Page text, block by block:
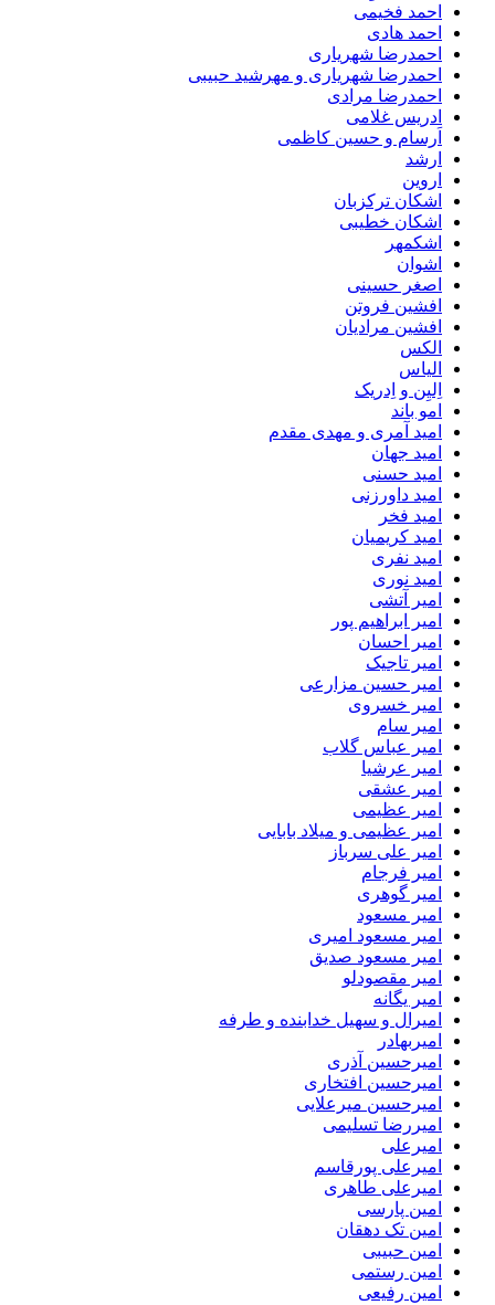
احمد فخیمی
احمد هادی
احمدرضا شهریاری
احمدرضا شهریاری و مهرشید حبیبی
احمدرضا مرادی
ادریس غلامی
اَرسام و حسین کاظمی
ارشد
اروین
اشکان ترکزبان
اشکان خطیبی
اشکمهر
اشوان
اصغر حسینی
افشین فروتن
افشین مرادیان
الکس
الیاس
اِلیِن و اِدریک
امو باند
امید آمری و مهدی مقدم
امید جهان
امید حسنی
امید داورزنی
امید فخر
امید کریمیان
امید نفری
امید نوری
امیر آتشی
امیر ابراهیم پور
امیر احسان
امیر تاجیک
امیر حسین مزارعی
امیر خسروی
امیر سام
امیر عباس گلاب
امیر عرشیا
امیر عشقی
امیر عظیمی
امیر عظیمی و میلاد بابایی
امیر علی سرباز
امیر فرجام
امیر گوهری
امیر مسعود
امیر مسعود امیری
امیر مسعود صدیق
امیر مقصودلو
امیر یگانه
امیرال و سهیل خدابنده و طرفه
امیربهادر
امیرحسین آذری
امیرحسین افتخاری
امیرحسین میرعلایی
امیررضا تسلیمی
امیرعلی
امیرعلی پورقاسم
امیرعلی طاهری
امین پارسی
امین تک دهقان
امین حبیبی
امین رستمی
امین رفیعی